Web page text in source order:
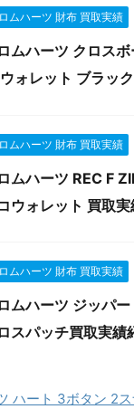
ムハーツ 財布 買取実績
ムハーツ クロス
ォレット ブラッ
ムハーツ 財布 買取実績
ムハーツ REC F
ウォレット 買取
ムハーツ 財布 買取実績
ムハーツ ジッパ
スパッチ買取実績
ハート 3ボタン 2